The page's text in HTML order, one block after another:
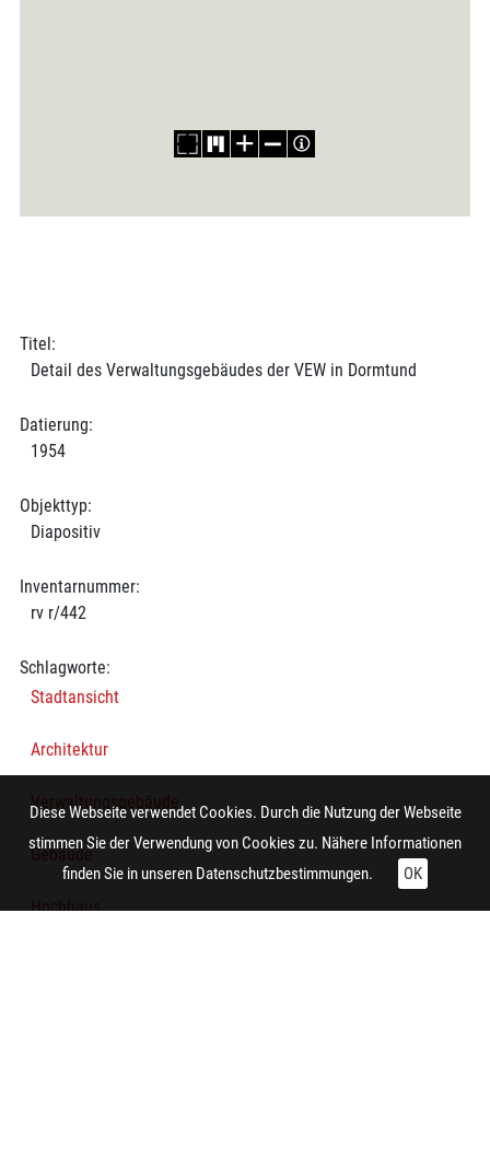
Titel:
Detail des Verwaltungsgebäudes der VEW in Dormtund
Datierung:
1954
Objekttyp:
Diapositiv
Inventarnummer:
rv r/442
Schlagworte:
Stadtansicht
Architektur
Verwaltungsgebäude
Gebäude
Hochhaus
Diese Webseite verwendet Cookies. Durch die Nutzung der Webseite
stimmen Sie der Verwendung von Cookies zu. Nähere Informationen
finden Sie in unseren Datenschutzbestimmungen. OK